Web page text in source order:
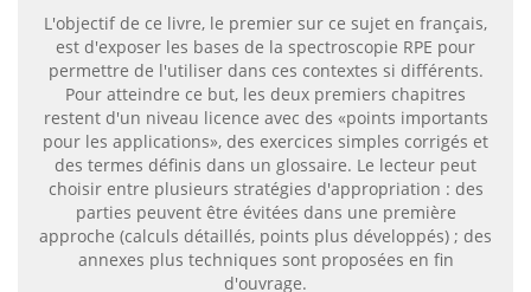
L'objectif de ce livre, le premier sur ce sujet en français,
est d'exposer les bases de la spectroscopie RPE pour
permettre de l'utiliser dans ces contextes si différents.
Pour atteindre ce but, les deux premiers chapitres
restent d'un niveau licence avec des «points importants
pour les applications», des exercices simples corrigés et
des termes définis dans un glossaire. Le lecteur peut
choisir entre plusieurs stratégies d'appropriation : des
parties peuvent être évitées dans une première
approche (calculs détaillés, points plus développés) ; des
annexes plus techniques sont proposées en fin
d'ouvrage.